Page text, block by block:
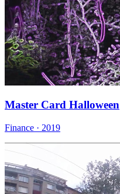
Master Card Halloween
Finance · 2019